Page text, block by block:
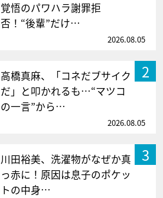
覚悟のパワハラ謝罪拒
否！“後輩”だけ…
2026.08.05
2
高橋真麻、「コネだブサイク
だ」と叩かれるも…“マツコ
の一言”から…
2026.08.05
3
川田裕美、洗濯物がなぜか真
っ赤に！原因は息子のポケッ
トの中身…